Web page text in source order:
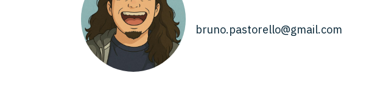
bruno.pastorello@gmail.com